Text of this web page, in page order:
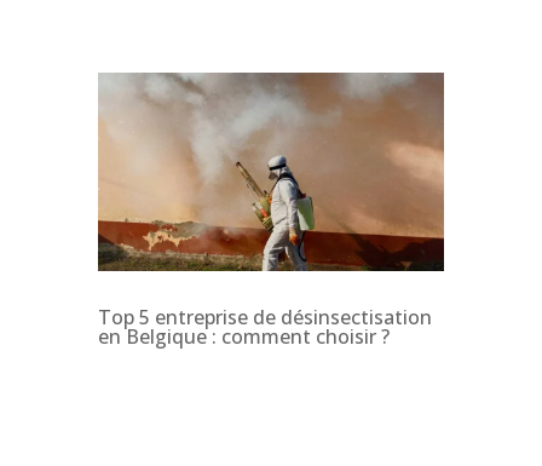
Top 5 entreprise de désinsectisation
en Belgique : comment choisir ?